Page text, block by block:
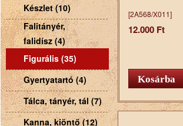
Készlet (10)
Falitányér,
falidísz (4)
Figurális (35)
Gyertyatartó (4)
Tálca, tányér, tál (7)
Kanna, kiöntő (12)
[2A568/X011]
12.000 Ft